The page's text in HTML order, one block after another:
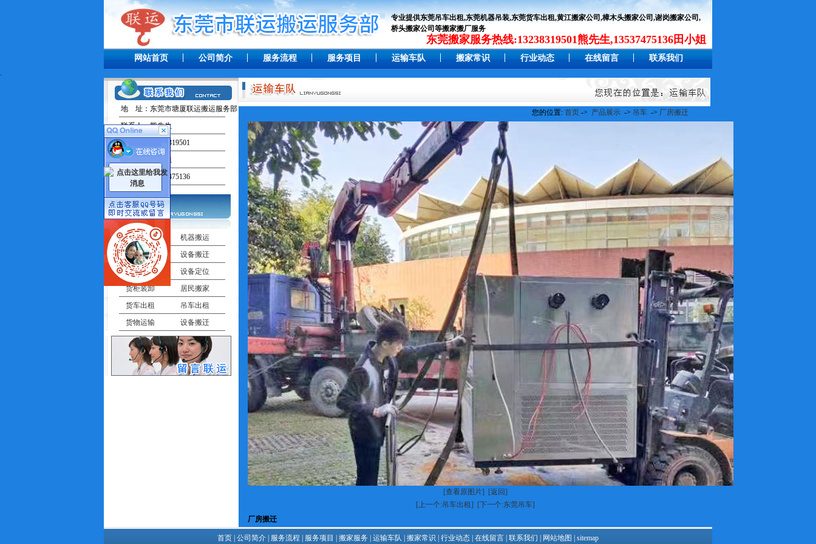
专业提供东莞吊车出租,东莞机器吊装,东莞货车出租,黄江搬家公司,樟木头搬家公司,谢岗搬家公司,
桥头搬家公司等搬家搬厂服务
东莞搬家服务热线:13238319501熊先生,13537475136田小姐
网站首页 公司简介 服务流程 服务项目 运输车队 搬家常识 行业动态 在线留言 联系我们
.
地 址：东莞市塘厦联运搬运服务部
联系人：熊先生
手 机：13238319501
联系人：田小姐
手 机：13537475136
工厂搬迁
机器搬运
吊车出租
设备搬迁
机器移位
设备定位
货柜装卸
居民搬家
货车出租
吊车出租
货物运输
设备搬迁
您的位置: 首页 -> 产品展示 -> 吊车 -> 厂房搬迁
[查看原图片]
[返回]
[上一个:吊车出租]
[下一个:东莞吊车]
厂房搬迁
首页 公司简介 服务流程 服务项目 搬家服务 运输车队 搬家常识 行业动态 在线留言 联系我们 网站地图 sitemap